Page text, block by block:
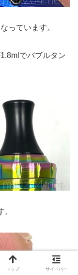
っています。
でバブルタン
トップ サイドバー